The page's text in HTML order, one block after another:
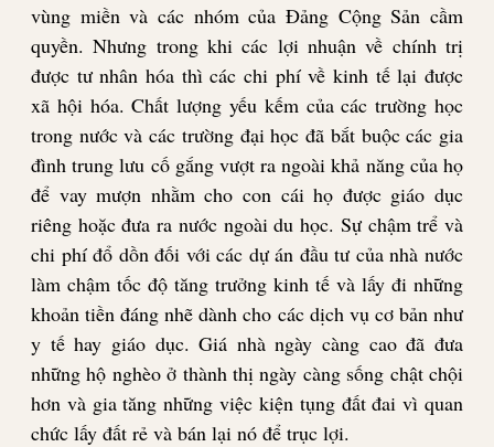
vùng miền và các nhóm của Đảng Cộng Sản cầm
quyền. Nhưng trong khi các lợi nhuận về chính trị
được tư nhân hóa thì các chi phí về kinh tế lại được
xã hội hóa. Chất lượng yếu kếm của các trường học
trong nước và các trường đại học đã bắt buộc các gia
đình trung lưu cố gắng vượt ra ngoài khả năng của họ
để vay mượn nhằm cho con cái họ được giáo dục
riêng hoặc đưa ra nước ngoài du học. Sự chậm trể và
chi phí đổ dồn đối với các dự án đầu tư của nhà nước
làm chậm tốc độ tăng trưởng kinh tế và lấy đi những
khoản tiền đáng nhẽ dành cho các dịch vụ cơ bản như
y tế hay giáo dục. Giá nhà ngày càng cao đã đưa
những hộ nghèo ở thành thị ngày càng sống chật chội
hơn và gia tăng những việc kiện tụng đất đai vì quan
chức lấy đất rẻ và bán lại nó để trục lợi.